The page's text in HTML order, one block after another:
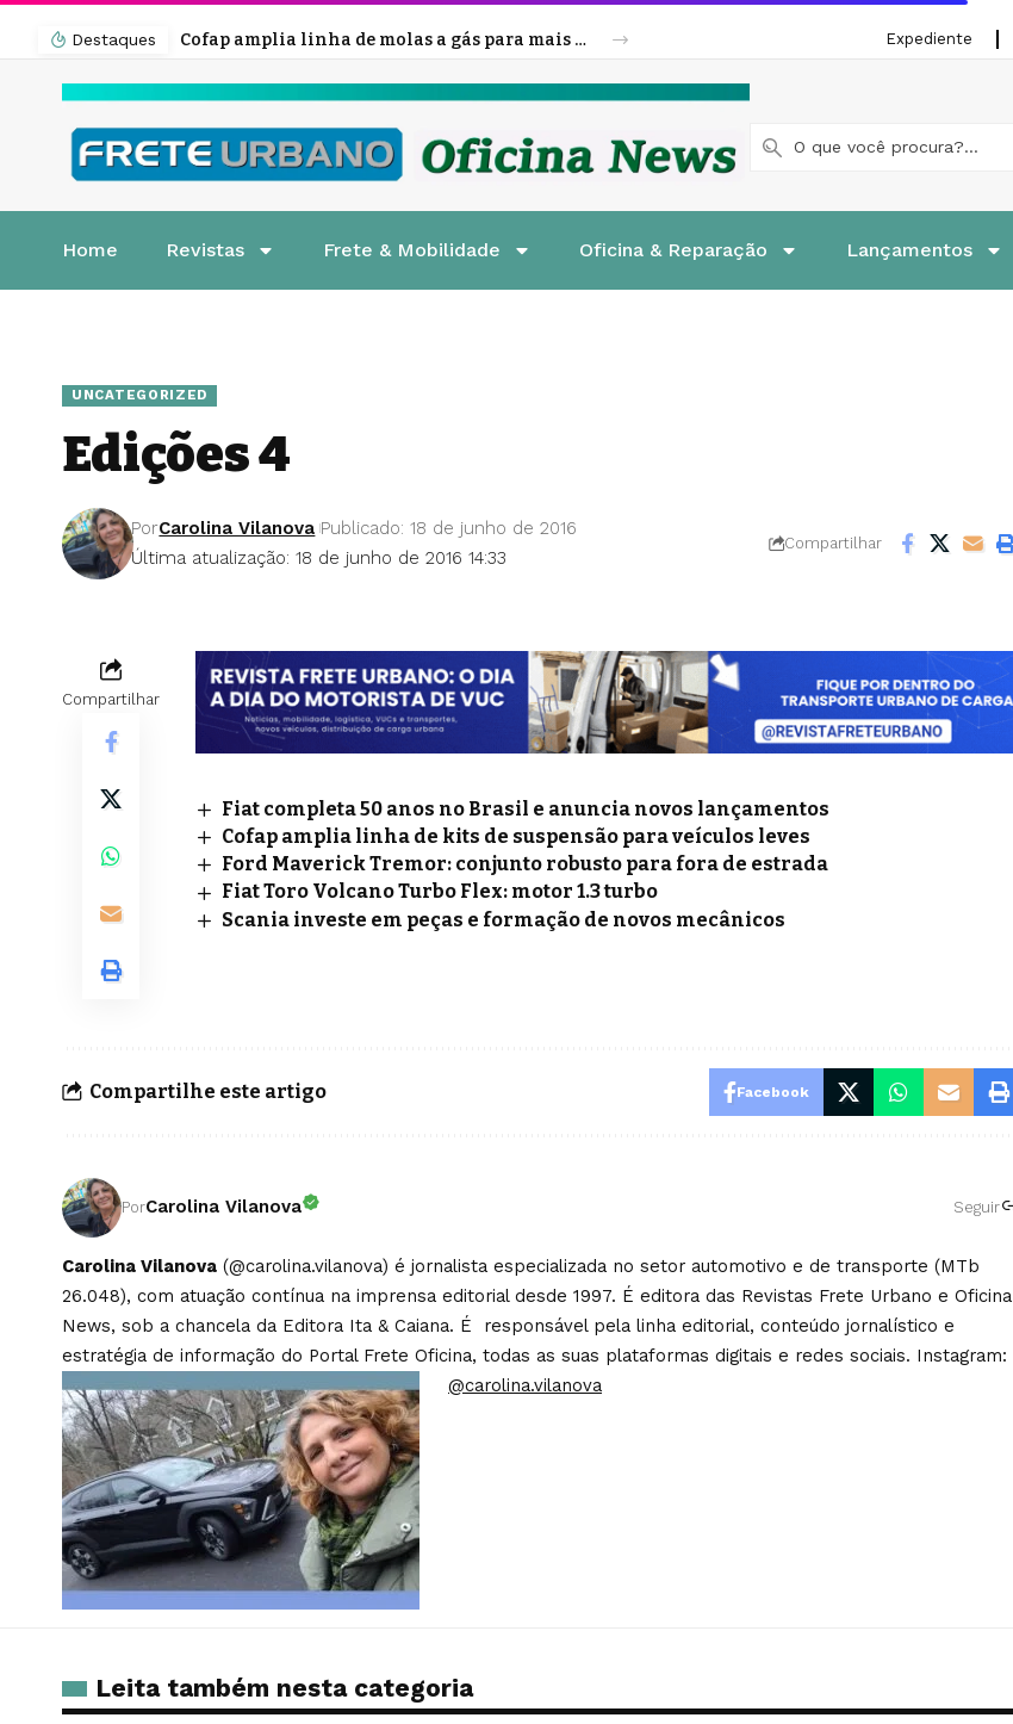
Destaques
Cofap amplia linha de molas a gás para mais veículos leves e pesados Riffel lança linha de pastilhas e patins de freios para motocicletas Expediente
Home Revistas Frete & Mobilidade Oficina & Reparação Lançamentos
UNCATEGORIZED
Edições 4
Última atualização: 18 de junho de 2016 14:33
PorCarolina Vilanova Publicado: 18 de junho de 2016
Compartilhar
Compartilhar
Fiat completa 50 anos no Brasil e anuncia novos lançamentos
Cofap amplia linha de kits de suspensão para veículos leves
Ford Maverick Tremor: conjunto robusto para fora de estrada
Fiat Toro Volcano Turbo Flex: motor 1.3 turbo
Scania investe em peças e formação de novos mecânicos
Compartilhe este artigo Facebook
PorCarolina Vilanova Seguir
Carolina Vilanova (@carolina.vilanova) é jornalista especializada no setor automotivo e de transporte (MTb
26.048), com atuação contínua na imprensa editorial desde 1997. É editora das Revistas Frete Urbano e Oficina
News, sob a chancela da Editora Ita & Caiana. É responsável pela linha editorial, conteúdo jornalístico e
estratégia de informação do Portal Frete Oficina, todas as suas plataformas digitais e redes sociais. Instagram:
@carolina.vilanova
Leita também nesta categoria